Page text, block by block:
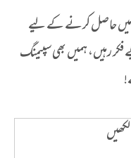
میں حاصل کرنے کے لیے
رہیں، ہمیں بھی سپیمنگ